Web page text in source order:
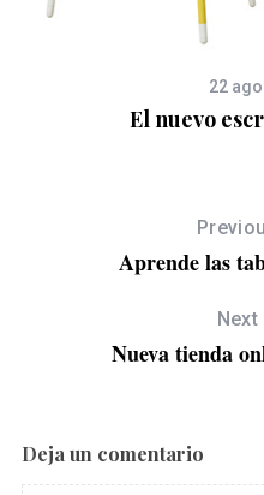
22
El nuevo
Aprende las
Nueva tienda
Deja un comentario